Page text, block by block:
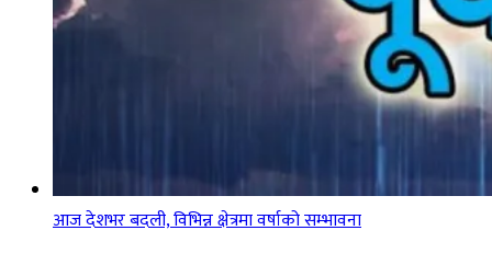
आज देशभर बदली, विभिन्न क्षेत्रमा वर्षाको सम्भावना